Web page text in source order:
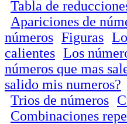
Tabla de
Apariciones de
números Figuras
calientes Los
números que mas
salido mis numeros?
Trios de números
Combinaciones